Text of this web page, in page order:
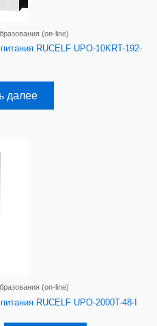
(on-line)
RUCELF UPO-10KRT-192-
далее
(on-line)
RUCELF UPO-2000T-48-I